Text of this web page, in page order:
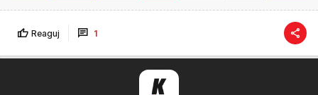
Reaguj 1